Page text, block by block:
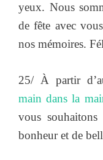
yeux. Nous
de fête avec
nos mémoires.
25/ À partir
main dans la
vous
bonheur et de